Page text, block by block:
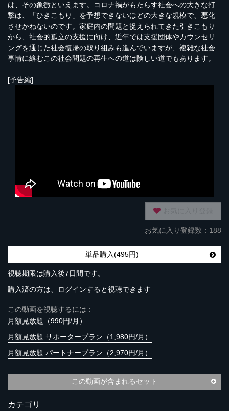
は、その象徴といえます。コロナ禍がもたらす社会への大きな打
撃は、「ひきこもり」を予想できないほどの大きな規模で、悪化
させかねないのです。家庭内の問題と捉えられてきた引きこもり
から、社会的孤立の支援に向け、近年では支援団体やカウンセリ
ングを通じた社会復帰の取り組みも進んでいますが、複雑な社会
事情に絡むこの社会問題の再生への道は険しい道でもあります。
[予告編]
お気に入り登録数：188
単品購入(495円)
視聴期限は購入後7日間です。
購入済の方は、ログインすると視聴できます
この動画を視聴するには：
月額見放題（990円/月）
月額見放題 サポータープラン（1,980円/月）
月額見放題 パートナープラン（2,970円/月）
この動画が含まれるセット
カテゴリ